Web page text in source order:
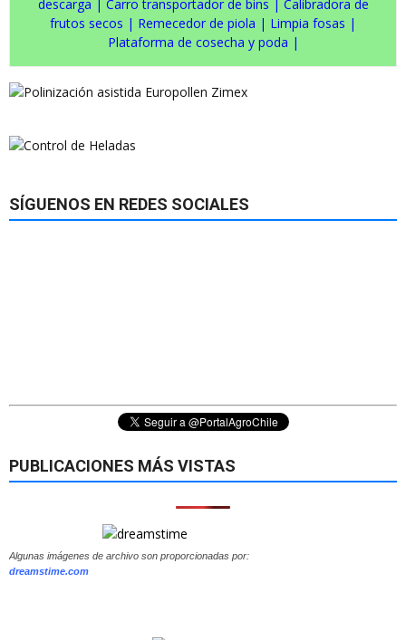
descarga | Carro transportador de bins | Calibradora de
frutos secos | Remecedor de piola | Limpia fosas |
Plataforma de cosecha y poda |
SÍGUENOS EN REDES SOCIALES
PUBLICACIONES MÁS VISTAS
Algunas imágenes de archivo son proporcionadas por:
dreamstime.com